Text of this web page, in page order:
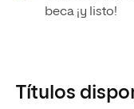
beca ¡y listo!
Títulos